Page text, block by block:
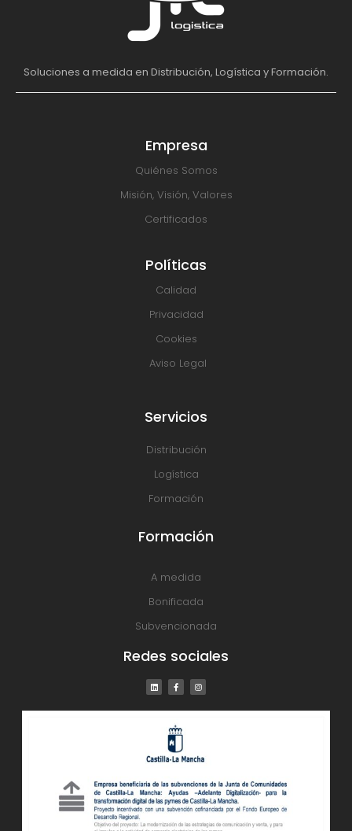
Soluciones a medida en Distribución, Logística y Formación.
Empresa
Quiénes Somos
Misión, Visión, Valores
Certificados
Políticas
Calidad
Privacidad
Cookies
Aviso Legal
Servicios
Distribución
Logística
Formación
Formación
A medida
Bonificada
Subvencionada
Redes sociales